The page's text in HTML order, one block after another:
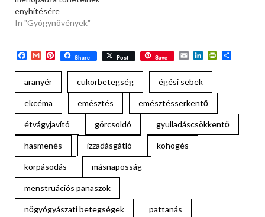
enyhítésére
In "Gyógynövények"
Facebook
GmailPinterest
Share Post Save EmailLinkedIn
aranyér cukorbetegség égési sebek
ekcéma emésztés emésztésserkentő
étvágyjavító görcsoldó gyulladáscsökkentő
hasmenés izzadásgátló köhögés
korpásodás másnaposság
menstruációs panaszok
nőgyógyászati betegségek pattanás